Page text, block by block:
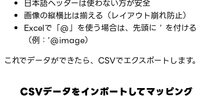
日本語ヘッダーは使わない方が安全
画像の縦横比は揃える（レイアウト崩れ防止）
Excelで「@」を使う場合は、先頭に ’ を付ける
（例：’@image）
これでデータができたら、CSVでエクスポートします。
CSVデータをインポートしてマッピング